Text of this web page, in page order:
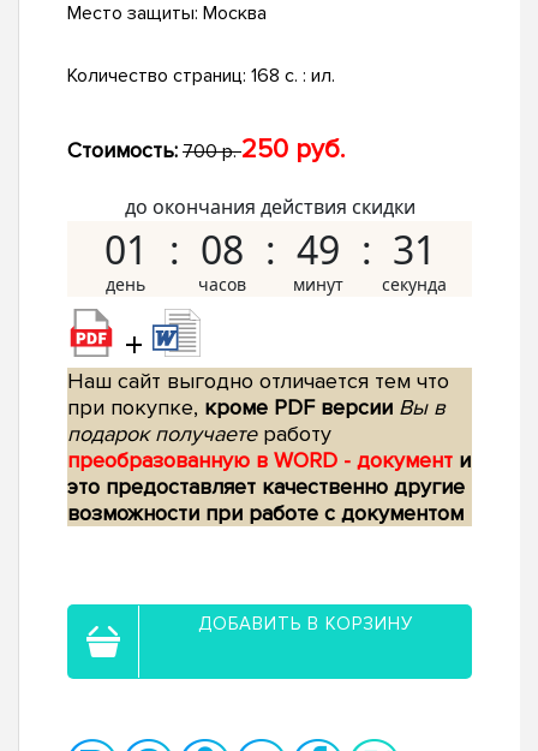
Место защиты: Москва
Количество страниц: 168 с. : ил.
Стоимость: 700 р.250 руб.
до окончания действия скидки
01 08 49 30
+
Наш сайт выгодно отличается тем что
при покупке, кроме PDF версии Вы в
подарок получаетеработу
преобразованную в WORD - документ и
это предоставляет качественно другие
возможности при работе с документом
ДОБАВИТЬ В КОРЗИНУ